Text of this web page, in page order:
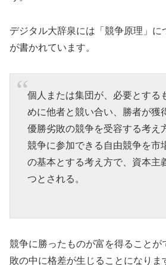
デジタル大辞泉には「競争原理」に
が書かれています。
個人または集団が、必要とする
めに他者と競い合い、勝者が獲
優勝劣敗の競争を受容する考え
競争に参加できる自由競争を市
の基本とする考え方で、資本主
つとされる。
競争に勝ったものが富を得ることが
敗の中に格差が生じることになりま